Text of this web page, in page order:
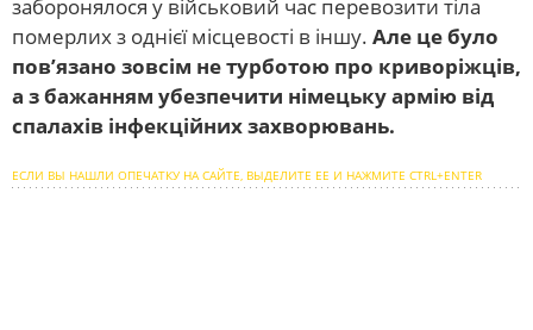
заборонялося у військовий час перевозити тіла
померлих з однієї місцевості в іншу. Але це було
пов’язано зовсім не турботою про криворіжців,
а з бажанням убезпечити німецьку армію від
спалахів інфекційних захворювань.
ЕСЛИ ВЫ НАШЛИ ОПЕЧАТКУ НА САЙТЕ, ВЫДЕЛИТЕ ЕЕ И НАЖМИТЕ CTRL+ENTER